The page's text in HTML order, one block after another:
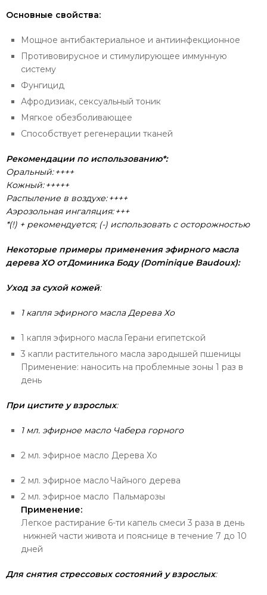
Основные свойства:
Мощное антибактериальное и антиинфекционное
Противовирусное и стимулирующее иммунную
систему
Фунгицид
Афродизиак, сексуальный тоник
Мягкое обезболивающее
Способствует регенерации тканей
Рекомендации по использованию*:
Оральный: ++++
Кожный: +++++
Распыление в воздухе: ++++
Аэрозольная ингаляция: +++
*(!) + рекомендуется; (-) использовать с осторожностью
Некоторые примеры применения эфирного масла
дерева ХО от Доминика Боду (Dominique Baudoux):
Уход за сухой кожей:
1 капля эфирного масла Дерева Хо
1 капля эфирного масла Герани египетской
3 капли растительного масла зародышей пшеницы
Применение: наносить на проблемные зоны 1 раз в
день
При цистите у взрослых:
1 мл. эфирное масло Чабера горного
2 мл. эфирное масло Дерева Хо
2 мл. эфирное масло Чайного дерева
2 мл. эфирное масло Пальмарозы
Применение:
Легкое растирание 6-ти капель смеси 3 раза в день
нижней части живота и пояснице в течение 7 до 10
дней
Для снятия стрессовых состояний у взрослых: